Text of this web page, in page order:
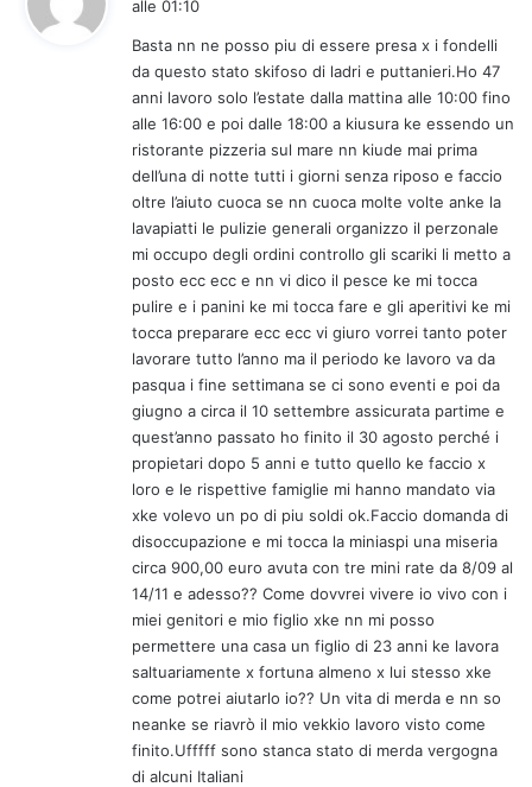
e
t
t
o
:
alle 01:10
Basta nn ne posso piu di essere presa x i fondelli
da questo stato skifoso di ladri e puttanieri.Ho 47
anni lavoro solo l’estate dalla mattina alle 10:00 fino
alle 16:00 e poi dalle 18:00 a kiusura ke essendo un
ristorante pizzeria sul mare nn kiude mai prima
dell’una di notte tutti i giorni senza riposo e faccio
oltre l’aiuto cuoca se nn cuoca molte volte anke la
lavapiatti le pulizie generali organizzo il perzonale
mi occupo degli ordini controllo gli scariki li metto a
posto ecc ecc e nn vi dico il pesce ke mi tocca
pulire e i panini ke mi tocca fare e gli aperitivi ke mi
tocca preparare ecc ecc vi giuro vorrei tanto poter
lavorare tutto l’anno ma il periodo ke lavoro va da
pasqua i fine settimana se ci sono eventi e poi da
giugno a circa il 10 settembre assicurata partime e
quest’anno passato ho finito il 30 agosto perché i
propietari dopo 5 anni e tutto quello ke faccio x
loro e le rispettive famiglie mi hanno mandato via
xke volevo un po di piu soldi ok.Faccio domanda di
disoccupazione e mi tocca la miniaspi una miseria
circa 900,00 euro avuta con tre mini rate da 8/09 al
14/11 e adesso?? Come dovvrei vivere io vivo con i
miei genitori e mio figlio xke nn mi posso
permettere una casa un figlio di 23 anni ke lavora
saltuariamente x fortuna almeno x lui stesso xke
come potrei aiutarlo io?? Un vita di merda e nn so
neanke se riavrò il mio vekkio lavoro visto come
finito.Ufffff sono stanca stato di merda vergogna
di alcuni Italiani